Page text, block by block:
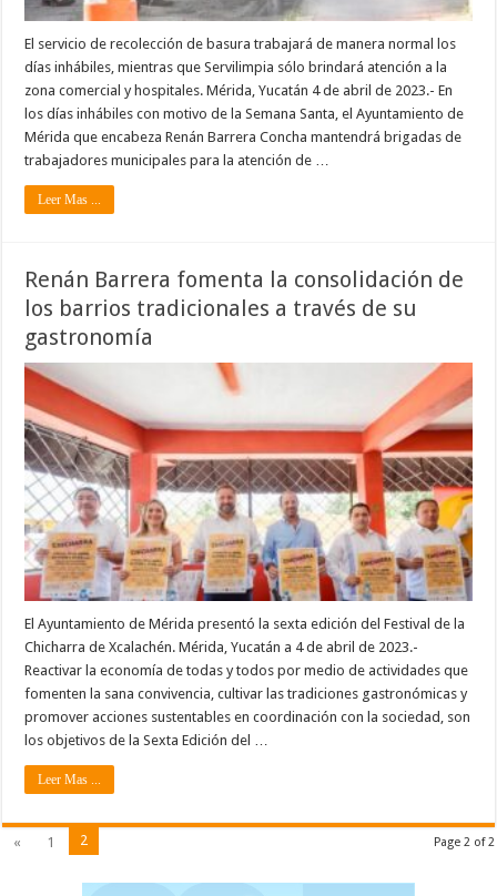
El servicio de recolección de basura trabajará de manera normal los
días inhábiles, mientras que Servilimpia sólo brindará atención a la
zona comercial y hospitales. Mérida, Yucatán 4 de abril de 2023.- En
los días inhábiles con motivo de la Semana Santa, el Ayuntamiento de
Mérida que encabeza Renán Barrera Concha mantendrá brigadas de
trabajadores municipales para la atención de …
Leer Mas ...
Renán Barrera fomenta la consolidación de
los barrios tradicionales a través de su
gastronomía
El Ayuntamiento de Mérida presentó la sexta edición del Festival de la
Chicharra de Xcalachén. Mérida, Yucatán a 4 de abril de 2023.-
Reactivar la economía de todas y todos por medio de actividades que
fomenten la sana convivencia, cultivar las tradiciones gastronómicas y
promover acciones sustentables en coordinación con la sociedad, son
los objetivos de la Sexta Edición del …
Leer Mas ...
Page 2 of 2
« 1 2